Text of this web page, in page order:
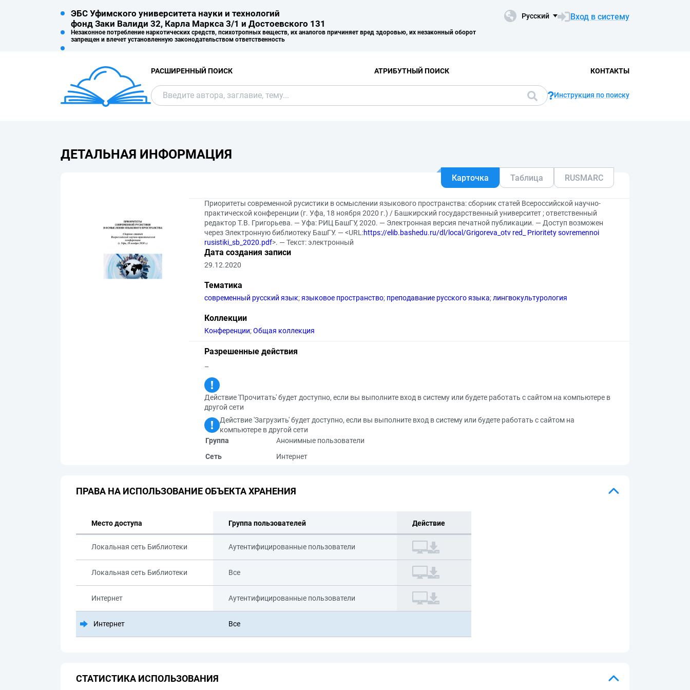
ЭБС Уфимского университета науки и технологий
фонд Заки Валиди 32, Карла Маркса 3/1 и Достоевского 131
Незаконное потребление наркотических средств, психотропных веществ, их аналогов причиняет вред здоровью, их незаконный оборот
запрещен и влечет установленную законодательством ответственность
Русский Вход в систему
РАСШИРЕННЫЙ ПОИСК АТРИБУТНЫЙ ПОИСК КОНТАКТЫ
Инструкция по поиску
ДЕТАЛЬНАЯ ИНФОРМАЦИЯ
Карточка Таблица RUSMARC
Приоритеты современной русистики в осмыслении языкового пространства: сборник статей Всероссийской научно-
практической конференции (г. Уфа, 18 ноября 2020 г.) / Башкирский государственный университет ; ответственный
редактор Т.В. Григорьева. — Уфа: РИЦ БашГУ, 2020. — Электронная версия печатной публикации. — Доступ возможен
через Электронную библиотеку БашГУ. — <URL:https://elib.bashedu.ru/dl/local/Grigoreva_otv red_ Prioritety sovremennoi
rusistiki_sb_2020.pdf>. — Текст: электронный
Дата создания записи
29.12.2020
Тематика
современный русский язык;языковое пространство; преподавание русского языка;лингвокультурология
Коллекции
Конференции;Общая коллекция
Разрешенные действия
–
Действие 'Прочитать' будет доступно, если вы выполните вход в систему или будете работать с сайтом на компьютере в
другой сети
Действие 'Загрузить' будет доступно, если вы выполните вход в систему или будете работать с сайтом на
компьютере в другой сети
Группа
Анонимные пользователи
Сеть
Интернет
ПРАВА НА ИСПОЛЬЗОВАНИЕ ОБЪЕКТА ХРАНЕНИЯ
Место доступа Группа пользователей Действие
Локальная сеть Библиотеки Аутентифицированные пользователи
Локальная сеть Библиотеки Все
Интернет Аутентифицированные пользователи
Интернет Все
СТАТИСТИКА ИСПОЛЬЗОВАНИЯ